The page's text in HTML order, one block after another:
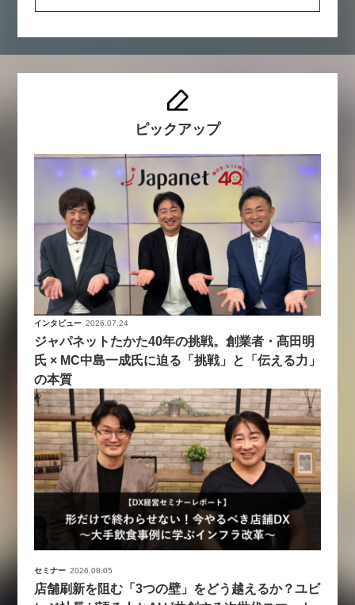
ピックアップ
インタビュー 2026.07.24
ジャパネットたかた40年の挑戦。創業者・髙田明
氏 × MC中島一成氏に迫る「挑戦」と「伝える力」
の本質
セミナー 2026.08.05
店舗刷新を阻む「3つの壁」をどう越えるか？ユビ